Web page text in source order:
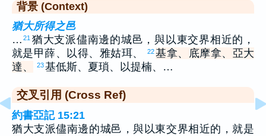
背景 (Context)
猶大所得之邑
… 21 猶大支派儘南邊的城邑，與以東交界相近的，
就是甲薛、以得、雅姑珥、
22基拿、底摩拿、亞大
達、
23基低斯、夏瑣、以提楠、…
交叉引用 (Cross Ref)
約書亞記 15:21
猶大支派儘南邊的城邑，與以東交界相近的，就是